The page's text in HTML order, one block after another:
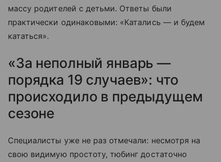
массу родителей с детьми. Ответы были
практически одинаковыми: «Катались — и будем
кататься».
«За неполный январь —
порядка 19 случаев»: что
происходило в предыдущем
сезоне
Специалисты уже не раз отмечали: несмотря на
свою видимую простоту, тюбинг достаточно